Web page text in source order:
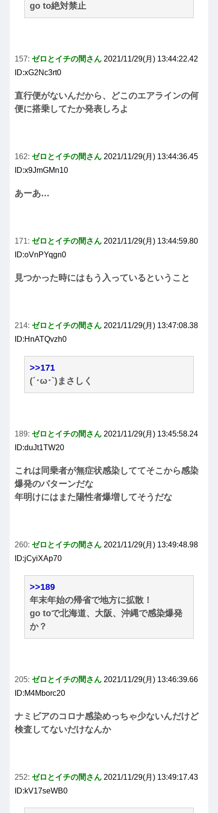
go to絶対禁止
157: ゼロとイチの間さん 2021/11/29(月) 13:44:22.42
ID:xG2Nc3rt0
直行便がないんだから、どこのエアラインの何
便に搭乗してたか発表しろよ
162: ゼロとイチの間さん 2021/11/29(月) 13:44:36.45
ID:x9JmGMn10
あーあ…
171: ゼロとイチの間さん 2021/11/29(月) 13:44:59.80
ID:oVnPYqgn0
見つかった時にはもう入っているということ
214: ゼロとイチの間さん 2021/11/29(月) 13:47:08.38
ID:HnATQvzh0
>>171
(´･ω･`)まさしく
189: ゼロとイチの間さん 2021/11/29(月) 13:45:58.24
ID:duJt1TW20
これは同乗者が無症状感染しててそこから感染
爆発のパターンだな
年明けにはまた陽性者爆増してそうだな
260: ゼロとイチの間さん 2021/11/29(月) 13:49:48.98
ID:jCyiXAp70
>>189
年末年始の帰省で地方に拡散！
go toで北海道、大阪、沖縄で感染爆発
か？
205: ゼロとイチの間さん 2021/11/29(月) 13:46:39.66
ID:M4Mborc20
ナミビアのコロナ感染めっちゃ少ないんだけど
検査してないだけなんか
252: ゼロとイチの間さん 2021/11/29(月) 13:49:17.43
ID:kV17seWB0